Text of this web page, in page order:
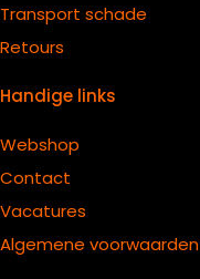
Transport schade
Retours
Handige links
Webshop
Contact
Vacatures
Algemene voorwaarden